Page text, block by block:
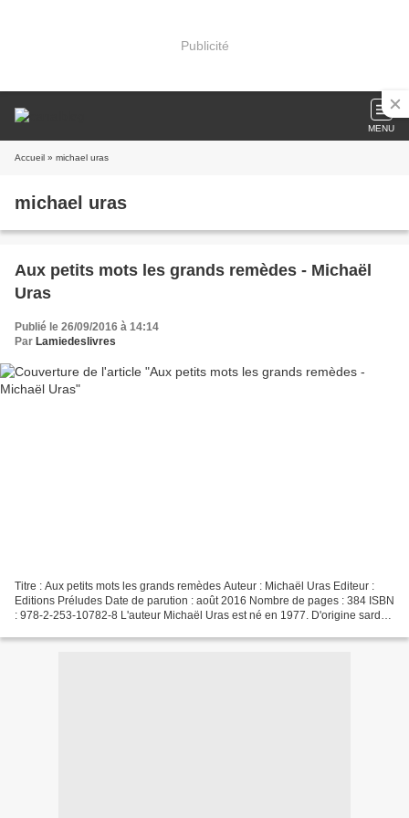
Publicité
MENU
Accueil » michael uras
michael uras
Aux petits mots les grands remèdes - Michaël
Uras
Publié le 26/09/2016 à 14:14
Par Lamiedeslivres
Titre : Aux petits mots les grands remèdes Auteur : Michaël Uras Editeur :
Editions Préludes Date de parution : août 2016 Nombre de pages : 384 ISBN
: 978-2-253-10782-8 L'auteur Michaël Uras est né en 1977. D'origine sarde,